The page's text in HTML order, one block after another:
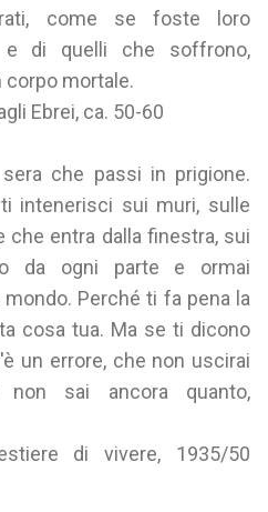
come se foste loro
e di quelli che soffrono,
corpo mortale.
Ebrei, ca. 50-60
che passi in prigione.
intenerisci sui muri, sulle
che entra dalla finestra, sui
da ogni parte e ormai
Perché ti fa pena la
cosa tua. Ma se ti dicono
un errore, che non uscirai
non sai ancora quanto,
di vivere, 1935/50